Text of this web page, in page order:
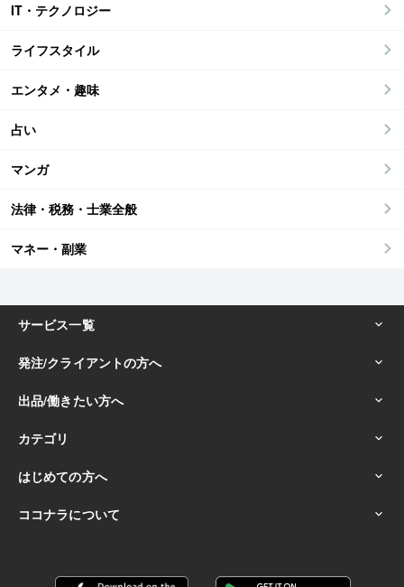
IT・テクノロジー
ライフスタイル
エンタメ・趣味
占い
マンガ
法律・税務・士業全般
マネー・副業